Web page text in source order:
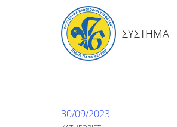
ΣΥΣΤΗΜΑ
30/09/2023